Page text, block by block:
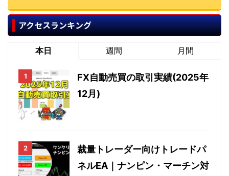
アクセスランキング
本日 週間 月間
FX自動売買の取引実績(2025年
12月)
裁量トレーダー向けトレードパ
ネルEA｜ナンピン・マーチン対